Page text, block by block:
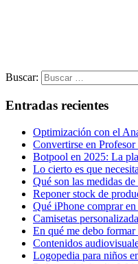
Buscar:
Entradas recientes
Optimización con el
Convertirse en
Botpool en 2025: La
Lo cierto es que
Qué son las medidas
Reponer stock de
Qué iPhone comprar
Camisetas
En qué me debo
Contenidos
Logopedia para niños